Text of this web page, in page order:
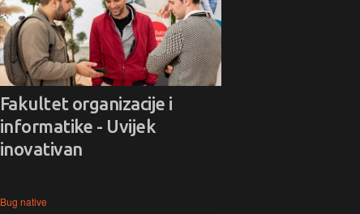
Fakultet organizacije i
informatike - Uvijek
inovativan
Bug native